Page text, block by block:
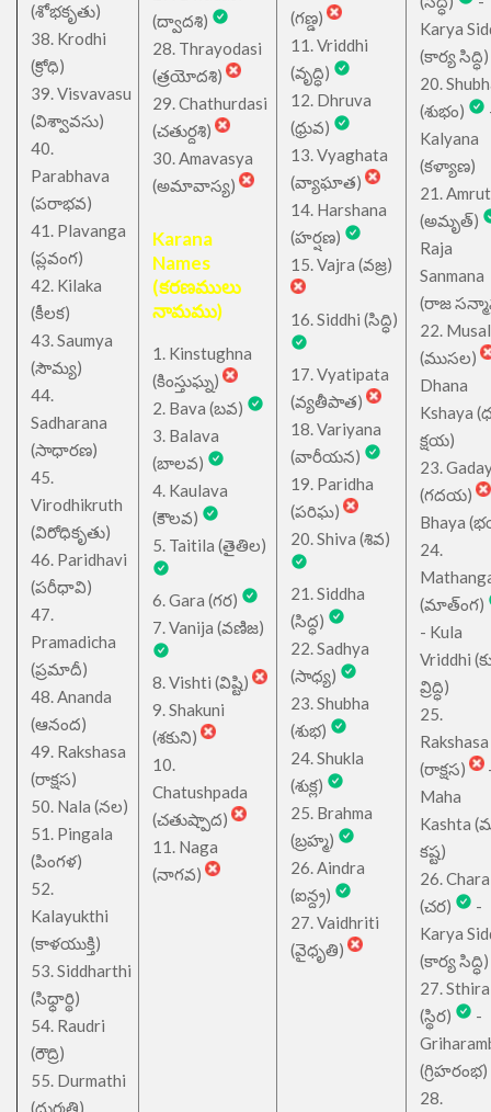
(శోభకృతు)
38. Krodhi
(క్రోధి)
39. Visvavasu
(విశ్వావసు)
40.
Parabhava
(పరాభవ)
41. Plavanga
(ప్లవంగ)
42. Kilaka
(కీలక)
43. Saumya
(సౌమ్య)
44.
Sadharana
(సాధారణ)
45.
Virodhikruth
(విరోధికృతు)
46. Paridhavi
(పరీధావి)
47.
Pramadicha
(ప్రమాదీ)
48. Ananda
(ఆనంద)
49. Rakshasa
(రాక్షస)
50. Nala (నల)
51. Pingala
(పింగళ)
52.
Kalayukthi
(కాళయుక్తి)
53. Siddharthi
(సిధ్ధార్థి)
54. Raudri
(రౌద్రి)
55. Durmathi
(దుర్మతి)
(ద్వాదశి)
28. Thrayodasi
(త్రయోదశి)
29. Chathurdasi
(చతుర్దశి)
30. Amavasya
(అమావాస్య)
Karana
Names
(కరణములు
నామము)
1. Kinstughna
(కింస్తుఘ్న)
2. Bava (బవ)
3. Balava
(బాలవ)
4. Kaulava
(కౌలవ)
5. Taitila (తైతిల)
6. Gara (గర)
7. Vanija (వణిజ)
8. Vishti (విష్టి)
9. Shakuni
(శకుని)
10.
Chatushpada
(చతుష్పాద)
11. Naga
(నాగవ)
(గణ్డ)
11. Vriddhi
(వృద్ధి)
12. Dhruva
(ధ్రువ)
13. Vyaghata
(వ్యాఘాత)
14. Harshana
(హర్షణ)
15. Vajra (వజ్ర)
16. Siddhi (సిద్ధి)
17. Vyatipata
(వ్యతీపాత)
18. Variyana
(వారీయన)
19. Paridha
(పరిఘ)
20. Shiva (శివ)
21. Siddha
(సిద్ధ)
22. Sadhya
(సాధ్య)
23. Shubha
(శుభ)
24. Shukla
(శుక్ల)
25. Brahma
(బ్రహ్మ)
26. Aindra
(ఐన్ద్ర)
27. Vaidhriti
(వైధృతి)
Karya
(కార్య సిద్ధి)
20.
(శుభం)
Kalyana
(కళ్యాణ)
21.
(అమృత్)
Raja
Sanmana
(రాజ
22.
(ముసల)
Dhana
Kshaya
క్షయ)
23.
(గదయ)
Bhaya
24.
(మాత్ంగ)
- Kula
Vriddhi
వ్రిద్ధి)
25.
Rakshasa
(రాక్షస)
Maha
Kashta
కష్ట)
26. Chara
(చర)
-
Karya
(కార్య సిద్ధి)
27. Sthira
(స్థిర)
-
(గ్రిహరంభ)
28.